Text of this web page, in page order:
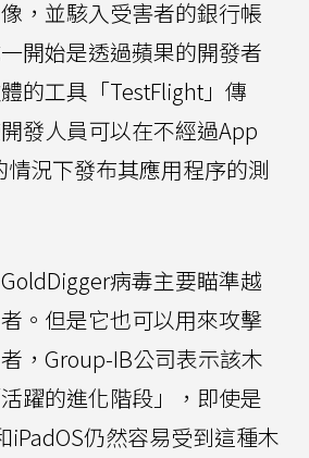
，並駭入受害者的銀行帳
開始是透過蘋果的開發者
的工具「TestFlight」傳
發人員可以在不經過App
況下發布其應用程序的測
病毒主要瞄準越
。但是它也可以用來攻擊
，Group-IB公司表示該木
躍的進化階段」，即使是
iPadOS仍然容易受到這種木